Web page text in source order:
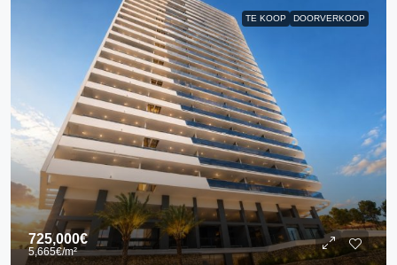
TE KOOP DOORVERKOOP
725,000€
5,665€/m²